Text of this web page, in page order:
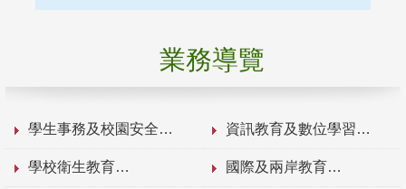
業務導覽
學生事務及校園安全 資訊教育及數位學習
學校衛生教育 國際及兩岸教育